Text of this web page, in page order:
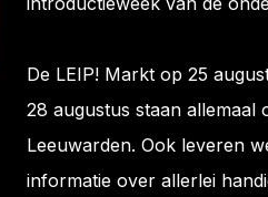
De LEIP! Markt op 25
28 augustus staan allemaal
Leeuwarden. Ook leveren
informatie over allerlei